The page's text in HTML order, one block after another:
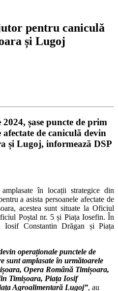
pentru caniculă
și Lugoj
șase puncte de prim
de caniculă devin
și Lugoj, informează DSP
în locații strategice din
a asista persoanele afectate de
acestea sunt situate la Oficiul
Poștal nr. 5 și Piața Iosefin. În
Constantin Drăgan și Piața
operaționale punctele de
sunt amplasate în următoarele
Opera Română Timișoara,
Timișoara, Piața Iosif
Agroalimentară Lugoj”, au